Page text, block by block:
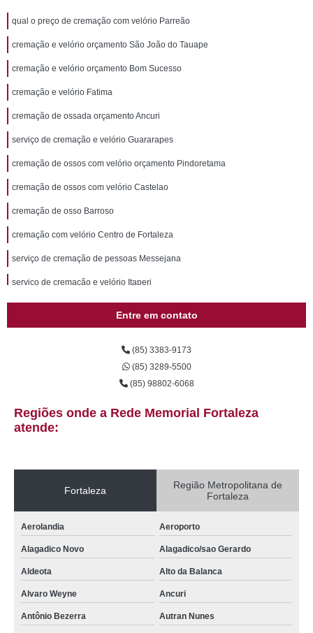
qual o preço de cremação com velório Parreão
cremação e velório orçamento São João do Tauape
cremação e velório orçamento Bom Sucesso
cremação e velório Fatima
cremação de ossada orçamento Ancuri
serviço de cremação e velório Guararapes
cremação de ossos com velório orçamento Pindoretama
cremação de ossos com velório Castelao
cremação de osso Barroso
cremação com velório Centro de Fortaleza
serviço de cremação de pessoas Messejana
serviço de cremação e velório Itaperi
serviço de cremação ossos José de Alencar
cremação de ossos com velório Salinas
cremação e velórios São Gonçalo do Amarante
cremação de ossos Sapiranga
cremação de corpos humanos Pedras
cremação ossos Trairi
cremação corpos Sabiaguaba
cremação de pessoa Iracema
qual o preço de cremação corpo Vila Betânia
serviço de cremação corpo Alagadico Novo
Entre em contato
(85) 3383-9173
(85) 3289-5500
(85) 98802-6068
Regiões onde a Rede Memorial Fortaleza
atende:
Fortaleza
Região Metropolitana de
Fortaleza
Aerolandia Aeroporto
Alagadico Novo Alagadico/sao Gerardo
Aldeota Alto da Balanca
Alvaro Weyne Ancuri
Antônio Bezerra Autran Nunes